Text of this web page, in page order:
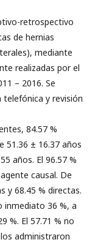
retrospectivo
de hernias
mediante
realizadas por el
– 2016. Se
y revisión
84.57 %
51.36 ± 16.37 años
años. El 96.57 %
causal. De
y 68.45 % directas.
inmediato 36 %, a
%. El 57.71 % no
administraron